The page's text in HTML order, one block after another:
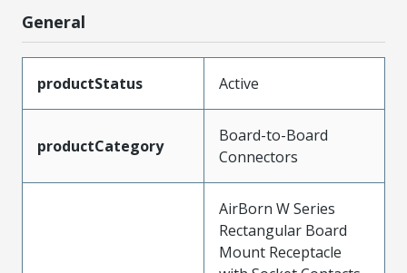
General
productStatus Active
productCategory
Board-to-Board
Connectors
AirBorn W Series
Rectangular Board
Mount Receptacle